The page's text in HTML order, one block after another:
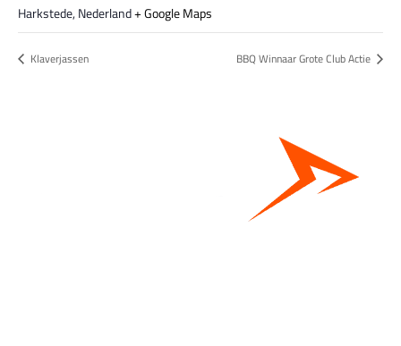
Harkstede,Nederland+ Google Maps
Klaverjassen BBQ Winnaar Grote Club Actie